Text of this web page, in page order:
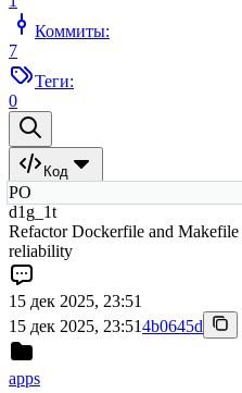
Коммиты:
7
Теги:
0
Код
PO
d1g_1t
Refactor Dockerfile and
reliability
15 дек 2025, 23:51
15 дек 2025, 23:514b0645d
apps